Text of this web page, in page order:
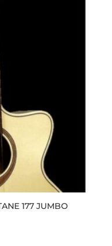
177 JUMBO